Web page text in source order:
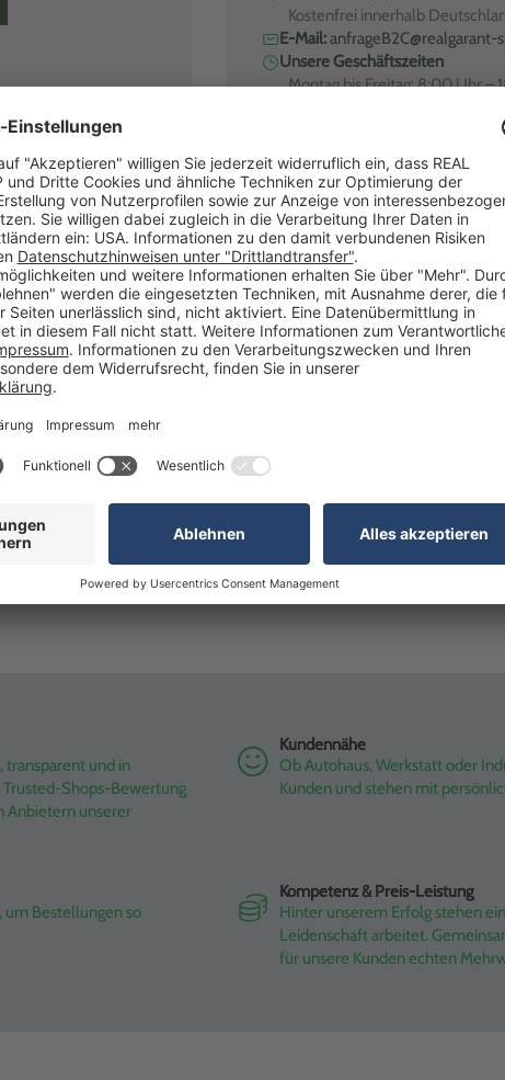
Kostenfrei innerhalb
E-Mail:anfrageB2C@realgarant-
Unsere Geschäftszeiten
Montag bis Freitag: 8:00 Uhr –
transparent und in
Shops-Bewertung
Anbietern unserer
Kundennähe
Ob Autohaus, Werkstatt oder
Kunden und stehen mit
um Bestellungen so
Kompetenz & Preis-Leistung
Hinter unserem Erfolg stehen
Leidenschaft arbeitet.
für unsere Kunden echten